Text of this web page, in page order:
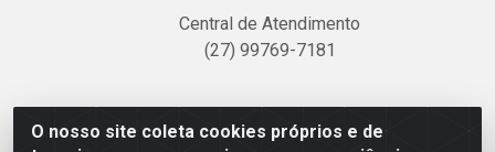
O nosso site coleta cookies próprios e de
Central de Atendimento
(27) 99769-7181
Linhavix Distribuidora LTDA - Avenida Alegre, 2521 -